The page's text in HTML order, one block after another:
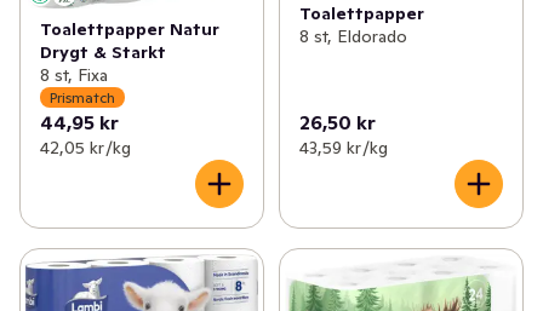
Toalettpapper Natur
Drygt & Starkt
8 st, Fixa
Prismatch
44,95 kr
42,05 kr /kg
Toalettpapper
8 st, Eldorado
26,50 kr
43,59 kr /kg